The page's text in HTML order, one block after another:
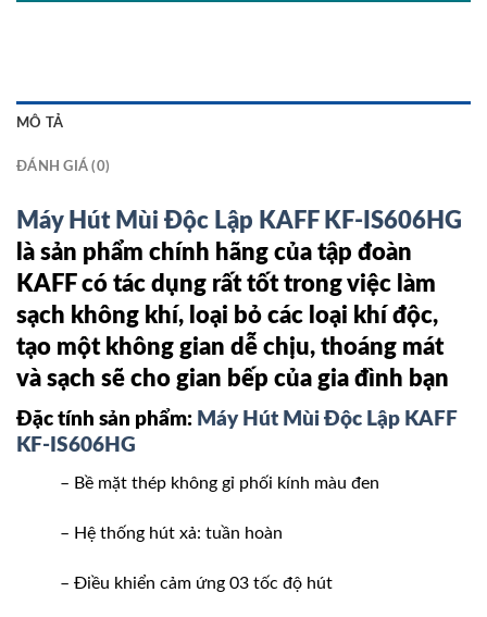
MÔ TẢ
ĐÁNH GIÁ (0)
Máy Hút Mùi Độc Lập KAFF KF-IS606HG
là sản phẩm chính hãng của tập đoàn
KAFF có tác dụng rất tốt trong việc làm
sạch không khí, loại bỏ các loại khí độc,
tạo một không gian dễ chịu, thoáng mát
và sạch sẽ cho gian bếp của gia đình bạn
Đặc tính sản phẩm: Máy Hút Mùi Độc Lập KAFF
KF-IS606HG
– Bề mặt thép không gỉ phối kính màu đen
– Hệ thống hút xả: tuần hoàn
– Điều khiển cảm ứng 03 tốc độ hút